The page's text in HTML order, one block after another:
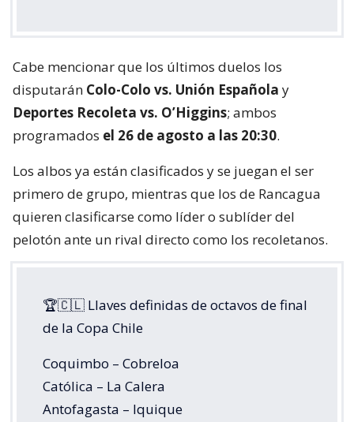
Cabe mencionar que los últimos duelos los
disputarán Colo-Colo vs. Unión Española y
Deportes Recoleta vs. O’Higgins; ambos
programados el 26 de agosto a las 20:30.
Los albos ya están clasificados y se juegan el ser
primero de grupo, mientras que los de Rancagua
quieren clasificarse como líder o sublíder del
pelotón ante un rival directo como los recoletanos.
🏆🇨🇱 Llaves definidas de octavos de final
de la Copa Chile
Coquimbo – Cobreloa
Católica – La Calera
Antofagasta – Iquique